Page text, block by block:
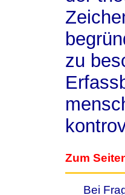
zu
Zum
Bei